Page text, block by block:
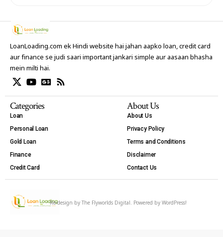
LoanLoading.com ek Hindi website hai jahan aapko loan, credit card
aur finance se judi saari important jankari simple aur aasaan bhasha
mein milti hai.
Categories
Loan
Personal Loan
Gold Loan
Finance
Credit Card
About Us
About Us
Privacy Policy
Terms and Conditions
Disclaimer
Contact Us
Re-design by The Flyworlds Digital. Powered by WordPress!